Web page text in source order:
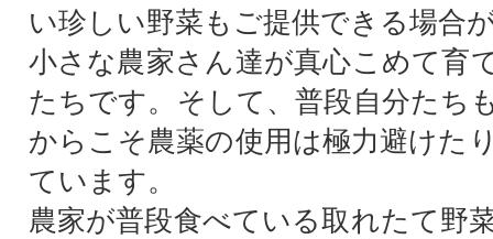
い珍しい野菜もご提供できる場合
小さな農家さん達が真心こめて育
たちです。そして、普段自分たち
からこそ農薬の使用は極力避けた
ています。
農家が普段食べている取れたて野